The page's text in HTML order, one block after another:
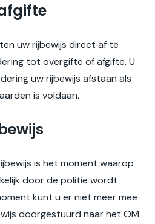
uw rijbewijs direct af te
tot overgifte of afgifte. U
uw rijbewijs afstaan als
is voldaan.
is het moment waarop
door de politie wordt
kunt u er niet meer mee
doorgestuurd naar het OM.